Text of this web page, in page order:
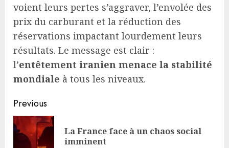
voient leurs pertes s’aggraver, l’envolée des
prix du carburant et la réduction des
réservations impactant lourdement leurs
résultats. Le message est clair :
l’entêtement iranien menace la stabilité
mondiale à tous les niveaux.
Continue
Reading
Previous
La France face à un chaos social
imminent